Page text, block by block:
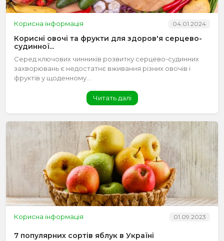
Корисна інформація 04.01.2024
Корисні овочі та фрукти для здоров'я серцево-
судинної...
Серед ключових чинників розвитку серцево-судинних
захворювань є недостатнє вживання різних овочів і
фруктів у щоденному...
Читать далі
Корисна інформація 01.09.2023
7 популярних сортів яблук в Україні